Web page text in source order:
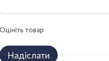
Оцініть товар
Надіслати